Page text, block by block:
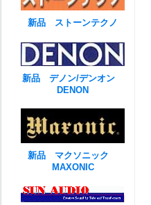
新品 ストーンテクノ
新品 デノン/デンオン
DENON
新品 マクソニック
MAXONIC